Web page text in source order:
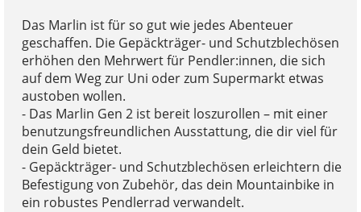
Das Marlin ist für so gut wie jedes Abenteuer
geschaffen. Die Gepäckträger- und Schutzblechösen
erhöhen den Mehrwert für Pendler:innen, die sich
auf dem Weg zur Uni oder zum Supermarkt etwas
austoben wollen.
- Das Marlin Gen 2 ist bereit loszurollen – mit einer
benutzungsfreundlichen Ausstattung, die dir viel für
dein Geld bietet.
- Gepäckträger- und Schutzblechösen erleichtern die
Befestigung von Zubehör, das dein Mountainbike in
ein robustes Pendlerrad verwandelt.